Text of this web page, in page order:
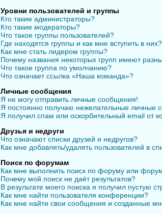
Уровни пользователей и группы
Кто такие администраторы?
Кто такие модераторы?
Что такое группы пользователей?
Где находятся группы и как мне вступить в них?
Как мне стать лидером группы?
Почему названия некоторых групп имеют
Что такое группа по умолчанию?
Что означает ссылка «Наша команда»?
Личные сообщения
Я не могу отправить личные сообщения!
Я постоянно получаю нежелательные личные
Я получил спам или оскорбительный email от
Друзья и недруги
Что означают списки друзей и недругов?
Как мне добавлять/удалять пользователей в
Поиск по форумам
Как мне выполнить поиск по форуму или
Почему мой поиск не даёт результатов?
В результате моего поиска я получил пустую
Как мне найти пользователя конференции?
Как мне найти свои сообщения и созданные